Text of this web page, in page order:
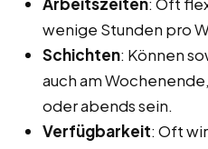
wenige Stunden pro
Schichten: Können
auch am
oder abends sein.
Verfügbarkeit: Oft